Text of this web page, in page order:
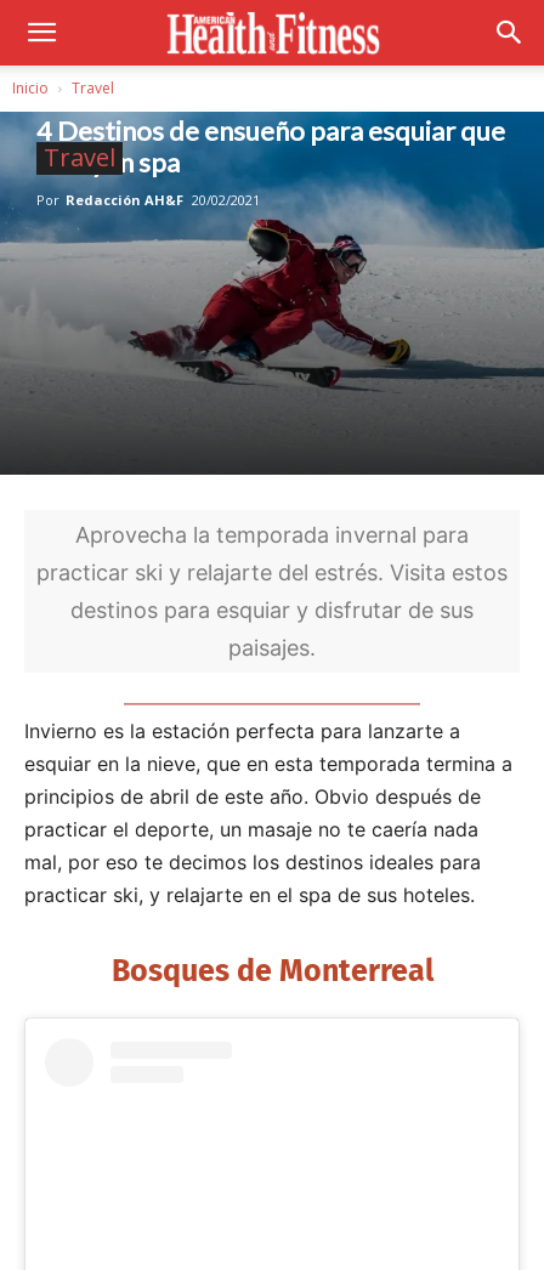
Inicio Travel
Travel
4 Destinos de ensueño para esquiar que
incluyen spa
Por Redacción AH&F 20/02/2021
Aprovecha la temporada invernal para
practicar ski y relajarte del estrés. Visita estos
destinos para esquiar y disfrutar de sus
paisajes.
Invierno es la estación perfecta para lanzarte a
esquiar en la nieve, que en esta temporada termina a
principios de abril de este año. Obvio después de
practicar el deporte, un masaje no te caería nada
mal, por eso te decimos los destinos ideales para
practicar ski, y relajarte en el spa de sus hoteles.
Bosques de Monterreal